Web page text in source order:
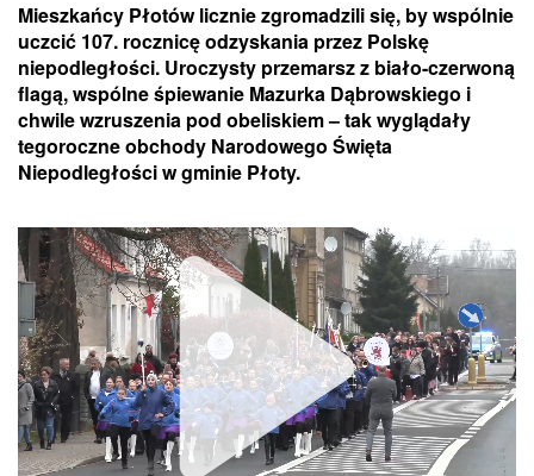
Mieszkańcy Płotów licznie zgromadzili się, by wspólnie
uczcić 107. rocznicę odzyskania przez Polskę
niepodległości. Uroczysty przemarsz z biało-czerwoną
flagą, wspólne śpiewanie Mazurka Dąbrowskiego i
chwile wzruszenia pod obeliskiem – tak wyglądały
tegoroczne obchody Narodowego Święta
Niepodległości w gminie Płoty.